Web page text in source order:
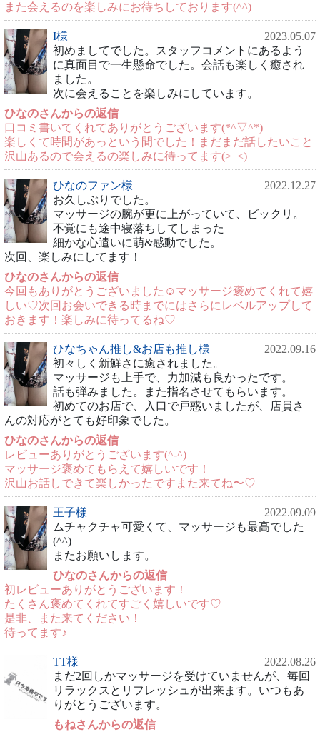
また会えるのを楽しみにお待ちしております(^^)
I様
2023.05.07
初めましてでした。スタッフコメントにあるよう
に真面目で一生懸命でした。会話も楽しく癒され
ました。
次に会えることを楽しみにしています。
ひなのさんからの返信
口コミ書いてくれてありがとうございます(*^▽^*)
楽しくて時間があっという間でした！まだまだ話したいこと
沢山あるので会えるの楽しみに待ってます(>_<)
ひなのファン様
2022.12.27
お久しぶりでした。
マッサージの腕が更に上がっていて、ビックリ。
不覚にも途中寝落ちしてしまった
細かな心遣いに萌&感動でした。
次回、楽しみにしてます！
ひなのさんからの返信
今回もありがとうございました☺️マッサージ褒めてくれて嬉
しい♡次回お会いできる時までにはさらにレベルアップして
おきます！楽しみに待ってるね♡
ひなちゃん推し&お店も推し様
2022.09.16
初々しく新鮮さに癒されました。
マッサージも上手で、力加減も良かったです。
話も弾みました。また指名させてもらいます。
初めてのお店で、入口で戸惑いましたが、店員さ
んの対応がとても好印象でした。
ひなのさんからの返信
レビューありがとうございます(^-^)
マッサージ褒めてもらえて嬉しいです！
沢山お話しできて楽しかったですまた来てね〜♡
王子様
2022.09.09
ムチャクチャ可愛くて、マッサージも最高でした
(^^)
またお願いします。
ひなのさんからの返信
初レビューありがとうございます！
たくさん褒めてくれてすごく嬉しいです♡
是非、また来てください！
待ってます♪
TT様
2022.08.26
まだ2回しかマッサージを受けていませんが、毎回
リラックスとリフレッシュが出来ます。いつもあ
りがとうございます。
もねさんからの返信